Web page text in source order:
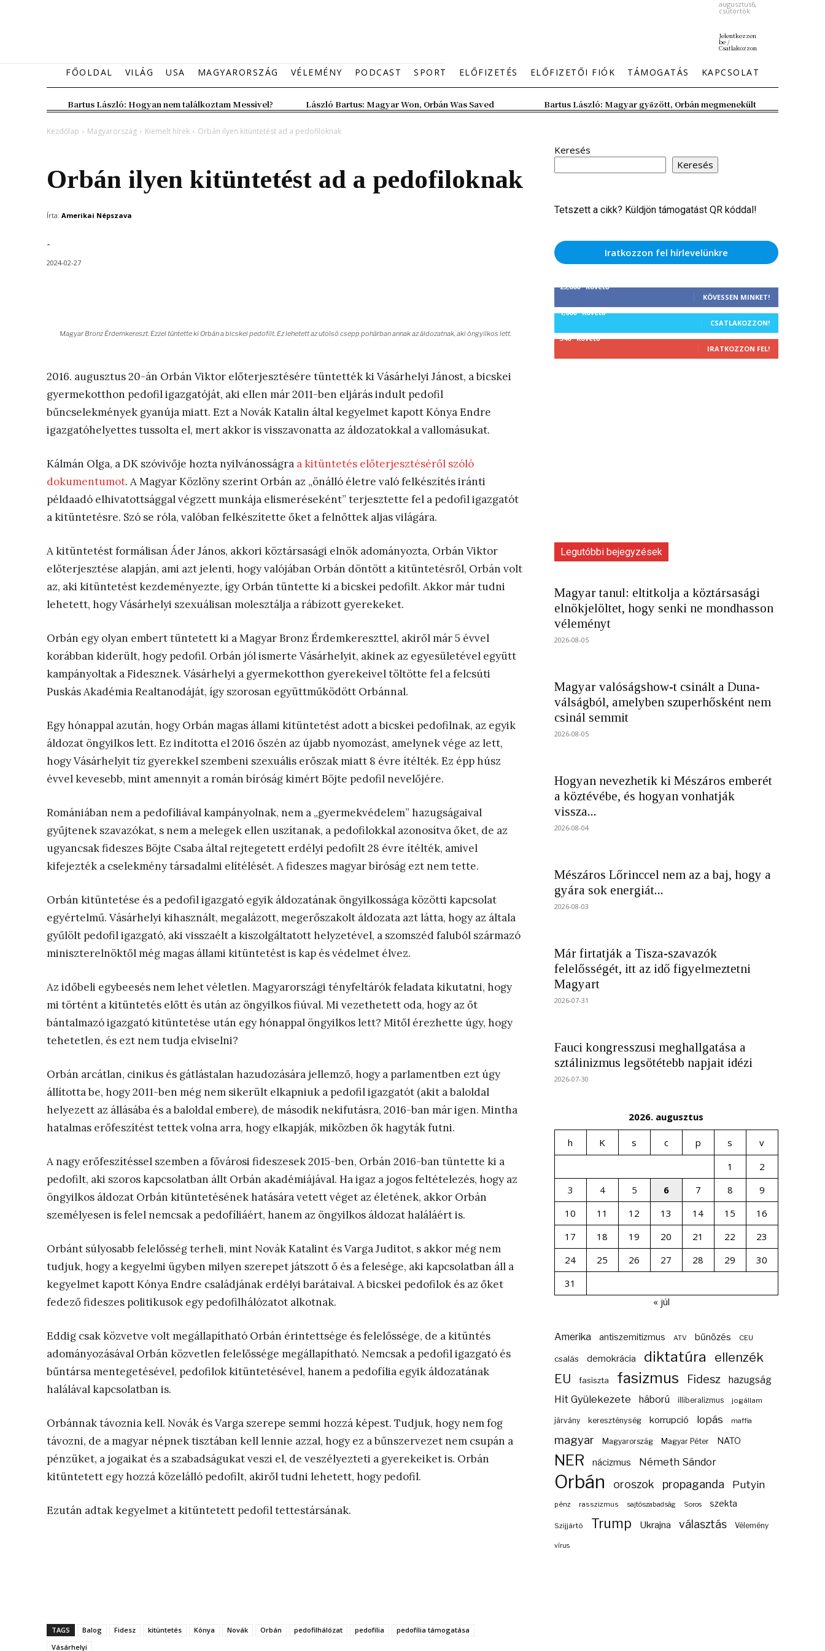
augusztus6,
csütörtök
Jelentkezzen
be /
Csatlakozzon
FŐOLDAL VILÁG USA MAGYARORSZÁG VÉLEMÉNY PODCAST SPORT ELŐFIZETÉS ELŐFIZETŐI FIÓK TÁMOGATÁS KAPCSOLAT
Bartus László: Hogyan nem találkoztam Messivel? László Bartus: Magyar Won, Orbán Was Saved Bartus László: Magyar győzött, Orbán megmenekült
Kezdőlap Magyarország Kiemelt hírek Orbán ilyen kitüntetést ad a pedofiloknak
Orbán ilyen kitüntetést ad a pedofiloknak
Írta: Amerikai Népszava
-
2024-02-27
Magyar Bronz Érdemkereszt. Ezzel tüntette ki Orbán a bicskei pedofilt. Ez lehetett az utolsó csepp pohárban annak az áldozatnak, aki öngyilkos lett.
2016. augusztus 20-án Orbán Viktor előterjesztésére tüntették ki Vásárhelyi Jánost, a bicskei
gyermekotthon pedofil igazgatóját, aki ellen már 2011-ben eljárás indult pedofil
bűncselekmények gyanúja miatt. Ezt a Novák Katalin által kegyelmet kapott Kónya Endre
igazgatóhelyettes tussolta el, mert akkor is visszavonatta az áldozatokkal a vallomásukat.
Kálmán Olga, a DK szóvivője hozta nyilvánosságra a kitüntetés előterjesztéséről szóló
dokumentumot. A Magyar Közlöny szerint Orbán az „önálló életre való felkészítés iránti
példaadó elhivatottsággal végzett munkája elismeréseként” terjesztette fel a pedofil igazgatót
a kitüntetésre. Szó se róla, valóban felkészítette őket a felnőttek aljas világára.
A kitüntetést formálisan Áder János, akkori köztársasági elnök adományozta, Orbán Viktor
előterjesztése alapján, ami azt jelenti, hogy valójában Orbán döntött a kitüntetésről, Orbán volt
az, aki kitüntetést kezdeményezte, így Orbán tüntette ki a bicskei pedofilt. Akkor már tudni
lehetett, hogy Vásárhelyi szexuálisan molesztálja a rábízott gyerekeket.
Orbán egy olyan embert tüntetett ki a Magyar Bronz Érdemkereszttel, akiről már 5 évvel
korábban kiderült, hogy pedofil. Orbán jól ismerte Vásárhelyit, akinek az egyesületével együtt
kampányoltak a Fidesznek. Vásárhelyi a gyermekotthon gyerekeivel töltötte fel a felcsúti
Puskás Akadémia Realtanodáját, így szorosan együttműködött Orbánnal.
Egy hónappal azután, hogy Orbán magas állami kitüntetést adott a bicskei pedofilnak, az egyik
áldozat öngyilkos lett. Ez indította el 2016 őszén az újabb nyomozást, amelynek vége az lett,
hogy Vásárhelyit tíz gyerekkel szembeni szexuális erőszak miatt 8 évre ítélték. Ez épp húsz
évvel kevesebb, mint amennyit a román bíróság kimért Böjte pedofil nevelőjére.
Romániában nem a pedofíliával kampányolnak, nem a „gyermekvédelem” hazugságaival
gyűjtenek szavazókat, s nem a melegek ellen uszítanak, a pedofilokkal azonosítva őket, de az
ugyancsak fideszes Böjte Csaba által rejtegetett erdélyi pedofilt 28 évre ítélték, amivel
kifejezték a cselekmény társadalmi elítélését. A fideszes magyar bíróság ezt nem tette.
Orbán kitüntetése és a pedofil igazgató egyik áldozatának öngyilkossága közötti kapcsolat
egyértelmű. Vásárhelyi kihasznált, megalázott, megerőszakolt áldozata azt látta, hogy az általa
gyűlölt pedofil igazgató, aki visszaélt a kiszolgáltatott helyzetével, a szomszéd faluból származó
miniszterelnöktől még magas állami kitüntetést is kap és védelmet élvez.
Az időbeli egybeesés nem lehet véletlen. Magyarországi tényfeltárók feladata kikutatni, hogy
mi történt a kitüntetés előtt és után az öngyilkos fiúval. Mi vezethetett oda, hogy az őt
bántalmazó igazgató kitüntetése után egy hónappal öngyilkos lett? Mitől érezhette úgy, hogy
tehetetlen, és ezt nem tudja elviselni?
Orbán arcátlan, cinikus és gátlástalan hazudozására jellemző, hogy a parlamentben ezt úgy
állította be, hogy 2011-ben még nem sikerült elkapniuk a pedofil igazgatót (akit a baloldal
helyezett az állásába és a baloldal embere), de második nekifutásra, 2016-ban már igen. Mintha
hatalmas erőfeszítést tettek volna arra, hogy elkapják, miközben ők hagyták futni.
A nagy erőfeszítéssel szemben a fővárosi fideszesek 2015-ben, Orbán 2016-ban tüntette ki a
pedofilt, aki szoros kapcsolatban állt Orbán akadémiájával. Ha igaz a jogos feltételezés, hogy az
öngyilkos áldozat Orbán kitüntetésének hatására vetett véget az életének, akkor Orbán
személyesen is felel nemcsak a pedofíliáért, hanem az öngyilkos áldozat haláláért is.
Orbánt súlyosabb felelősség terheli, mint Novák Katalint és Varga Juditot, s akkor még nem
tudjuk, hogy a kegyelmi ügyben milyen szerepet játszott ő és a felesége, aki kapcsolatban áll a
kegyelmet kapott Kónya Endre családjának erdélyi barátaival. A bicskei pedofilok és az őket
fedező fideszes politikusok egy pedofilhálózatot alkotnak.
Eddig csak közvetve volt megállapítható Orbán érintettsége és felelőssége, de a kitüntés
adományozásával Orbán közvetlen felelőssége megállapítható. Nemcsak a pedofil igazgató és
bűntársa mentegetésével, pedofilok kitüntetésével, hanem a pedofília egyik áldozatának
halálával kapcsolatban is.
Orbánnak távoznia kell. Novák és Varga szerepe semmi hozzá képest. Tudjuk, hogy nem fog
távozni, de a magyar népnek tisztában kell lennie azzal, hogy ez a bűnszervezet nem csupán a
pénzüket, a jogaikat és a szabadságukat veszi el, de veszélyezteti a gyerekeiket is. Orbán
kitüntetett egy hozzá közelálló pedofilt, akiről tudni lehetett, hogy pedofil.
Ezután adtak kegyelmet a kitüntetett pedofil tettestársának.
TAGS Balog Fidesz kitüntetés Kónya Novák Orbán pedofilhálózat pedofília
pedofília támogatása
Vásárhelyi
Keresés
Keresés
Tetszett a cikk? Küldjön támogatást QR kóddal!
Iratkozzon fel hírlevelünkre
25,000 Követő
KÖVESSEN MINKET!
1,000 Követő
CSATLAKOZZON!
340 Követő
IRATKOZZON FEL!
Legutóbbi bejegyzések
Magyar tanul: eltitkolja a köztársasági
elnökjelöltet, hogy senki ne mondhasson
véleményt
2026-08-05
Magyar valóságshow-t csinált a Duna-
válságból, amelyben szuperhősként nem
csinál semmit
2026-08-05
Hogyan nevezhetik ki Mészáros emberét
a köztévébe, és hogyan vonhatják
vissza...
2026-08-04
Mészáros Lőrinccel nem az a baj, hogy a
gyára sok energiát...
2026-08-03
Már firtatják a Tisza-szavazók
felelősségét, itt az idő figyelmeztetni
Magyart
2026-07-31
Fauci kongresszusi meghallgatása a
sztálinizmus legsötétebb napjait idézi
2026-07-30
2026. augusztus
h K s c p s
v
1
2
3
4 5 6 7 8
9
10
11 12 13 14 15
16
17
18 19 20 21 22
23
24
25 26 27 28 29
30
31
« júl
Amerika antiszemitizmus ATV bűnözés CEU
csalás demokrácia diktatúra ellenzék
EU fasiszta fasizmus Fidesz hazugság
Hit Gyülekezete háború illiberalizmus jogállam
járvány kereszténység korrupció lopás maffia
magyar Magyarország Magyar Péter NATO
NER nácizmus Németh Sándor
Orbán oroszok propaganda Putyin
pénz rasszizmus sajtószabadság Soros szekta
Szijjártó Trump Ukrajna választás Vélemény
vírus